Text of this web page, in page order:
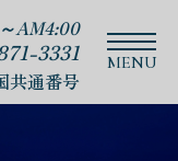
AM4:00
3331
共通番号